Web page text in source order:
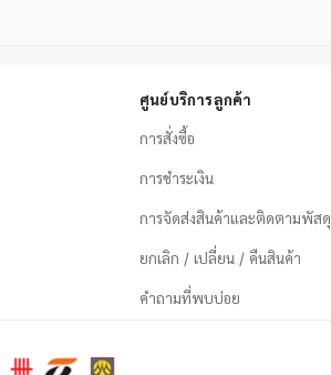
ศูนย์บริการลูกค้า
การสั่งซื้อ
การชำระเงิน
การจัดส่งสินค้าและติดตามพัสดุ
ยกเลิก / เปลี่ยน / คืนสินค้า
คำถามที่พบบ่อย